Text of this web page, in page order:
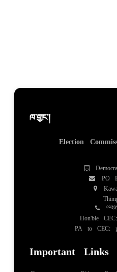
ཁ་གྱང་།
Election
PO
Hon'ble CEC:
PA to CEC:
Important Links
Government to Citizen